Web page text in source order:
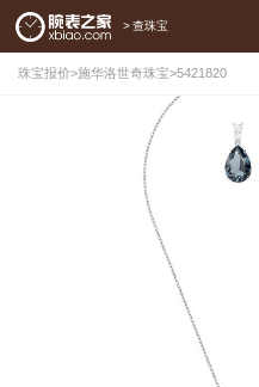
> 查珠宝
珠宝报价>施华洛世奇珠宝>5421820